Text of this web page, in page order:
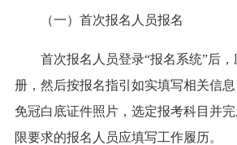
（一）首次报名人员报名
首次报名人员登录“报名系统”后
册，然后按报名指引如实填写相关信
免冠白底证件照片，选定报考科目并
限要求的报名人员应填写工作履历。